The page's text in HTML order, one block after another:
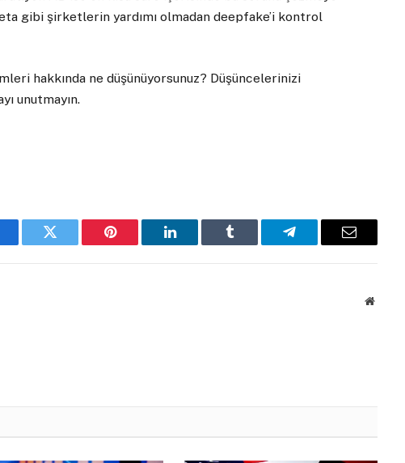
gibi şirketlerin yardımı olmadan deepfake’i kontrol
hakkında ne düşünüyorsunuz? Düşüncelerinizi
unutmayın.
Twitter Pinterest LinkedIn Tumblr Telegram Email
Website